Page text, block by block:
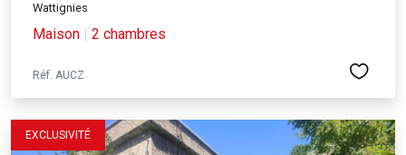
Wattignies
Maison | 2 chambres
Réf. AUCZ
EXCLUSIVITÉ